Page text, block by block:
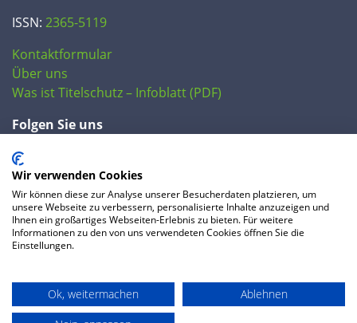
ISSN: 2365-5119
Kontaktformular
Über uns
Was ist Titelschutz – Infoblatt (PDF)
Folgen Sie uns
FAQ
Datenschutzerklärung AGB
Preise
Impressum
Wir verwenden Cookies
Wir können diese zur Analyse unserer Besucherdaten platzieren, um
unsere Webseite zu verbessern, personalisierte Inhalte anzuzeigen und
Ihnen ein großartiges Webseiten-Erlebnis zu bieten. Für weitere
Informationen zu den von uns verwendeten Cookies öffnen Sie die
Einstellungen.
Ok, weitermachen
Ablehnen